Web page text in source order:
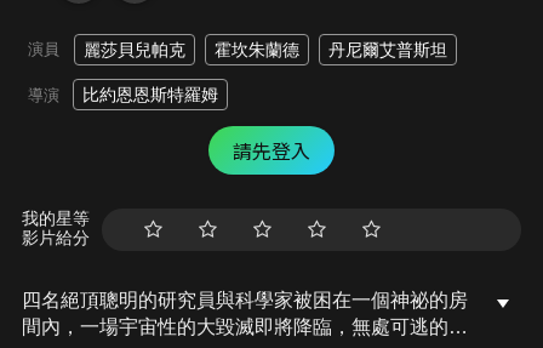
演員 麗莎貝兒帕克 霍坎朱蘭德 丹尼爾艾普斯坦
導演 比約恩恩斯特羅姆
請先登入
我的星等
影片給分
四名絕頂聰明的研究員與科學家被困在一個神祕的房
間內，一場宇宙性的大毀滅即將降臨，無處可逃的他